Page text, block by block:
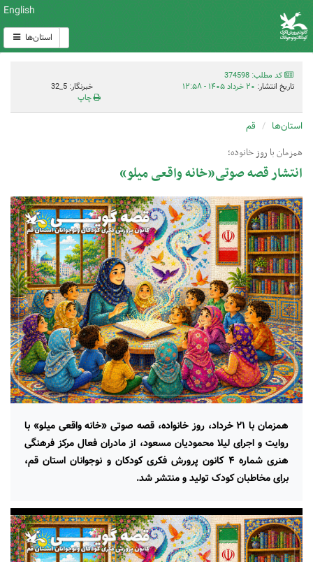
English
استان‌ها
کد مطلب: 374598
تاریخ انتشار: ۲۰ خرداد ۱۴۰۵ - ۱۲:۵۸
خبرنگار: 5_32
چاپ
استان‌ها قم
همزمان با روز خانوده؛
انتشار قصه صوتی«خانه واقعی میلو»
همزمان با ۲۱ خرداد، روز خانواده، قصه صوتی «خانه واقعی میلو» با
روایت و اجرای لیلا محمودیان مسعود، از مادران فعال مرکز فرهنگی
هنری شماره ۴ کانون پرورش فکری کودکان و نوجوانان استان قم،
برای مخاطبان کودک تولید و منتشر شد.